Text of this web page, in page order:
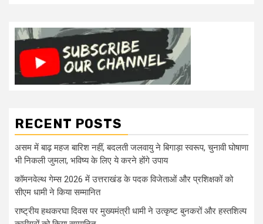
RECENT POSTS
असम में बाढ़ महज बारिश नहीं, बदलती जलवायु ने बिगाड़ा स्वरूप, चुनावी घोषाणा
भी निकली जुमला, भविष्य के लिए ये करने होंगे उपाय
कॉमनवेल्थ गेम्स 2026 में उत्तराखंड के पदक विजेताओं और प्रशिक्षकों को
सीएम धामी ने किया सम्मानित
राष्ट्रीय हथकरघा दिवस पर मुख्यमंत्री धामी ने उत्कृष्ट बुनकरों और हस्तशिल्प